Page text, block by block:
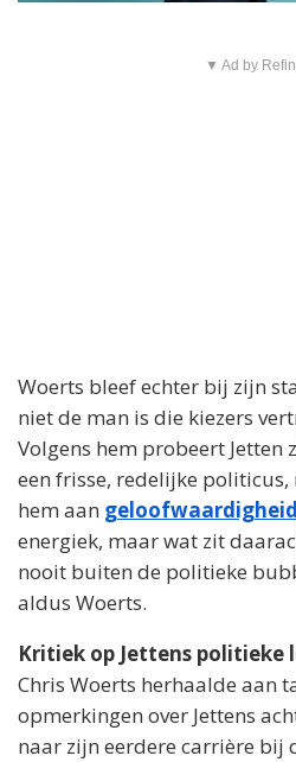
▼ Ad by
Woerts bleef echter bij zijn
niet de man is die kiezers
Volgens hem probeert Jetten
een frisse, redelijke
hem aan geloofwaardigheid
energiek, maar wat zit
nooit buiten de politieke
aldus Woerts.
Kritiek op Jettens politieke
Chris Woerts herhaalde aan
opmerkingen over Jettens
naar zijn eerdere carrière bij